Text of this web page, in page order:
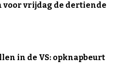
voor vrijdag de dertiende
in de VS: opknapbeurt